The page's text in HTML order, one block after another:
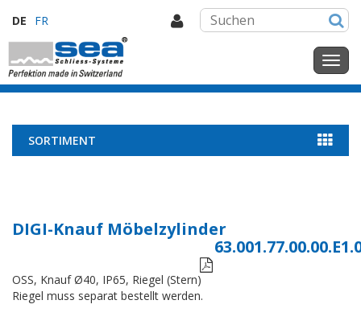
DE FR
SORTIMENT
DIGI-Knauf Möbelzylinder

OSS, Knauf Ø40, IP65, Riegel (Stern)
Riegel muss separat bestellt werden.